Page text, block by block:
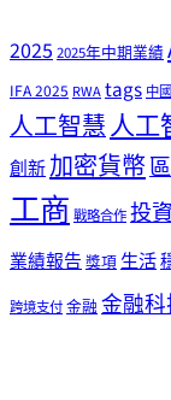
20252025年中期業績
IFA 2025 RWAtags 中國
人工智慧人工
創新加密貨幣
工商戰略合作投
業績報告獎項生活
跨境支付金融 金融